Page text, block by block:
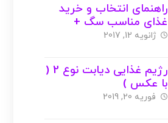
راهنمای انتخاب و خرید
غذای مناسب سگ +
عکس
ژانویه 12, 2017
رژیم غذایی دیابت نوع 2 (
با عکس )
فوریه 20, 2019